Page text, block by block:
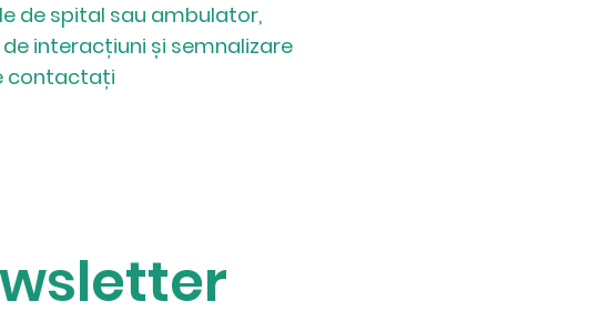
de spital sau ambulator,
interacțiuni și semnalizare
contactați